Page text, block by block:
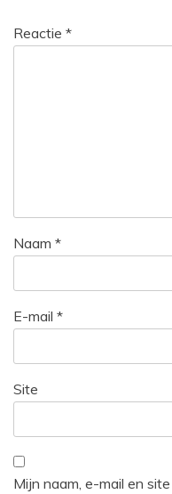
Reactie *
Naam *
E-mail *
Site
Mijn naam, e-mail en